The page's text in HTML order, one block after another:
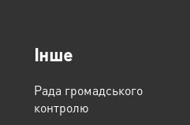
Інше
Рада громадського
контролю